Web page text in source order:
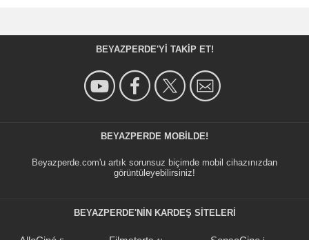
BEYAZPERDE'YI TAKIP ET!
BEYAZPERDE MOBILDE!
Beyazperde.com'u artık sorunsuz biçimde mobil cihazınızdan
görüntüleyebilirsiniz!
BEYAZPERDE'NIN KARDEŞ SİTELERİ